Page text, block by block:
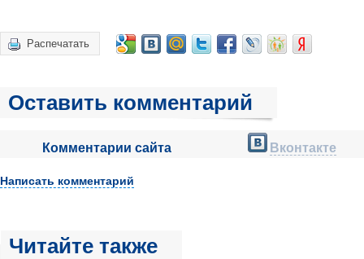
Распечатать
Оставить комментарий
Комментарии сайта Вконтакте
Написать комментарий
Читайте также